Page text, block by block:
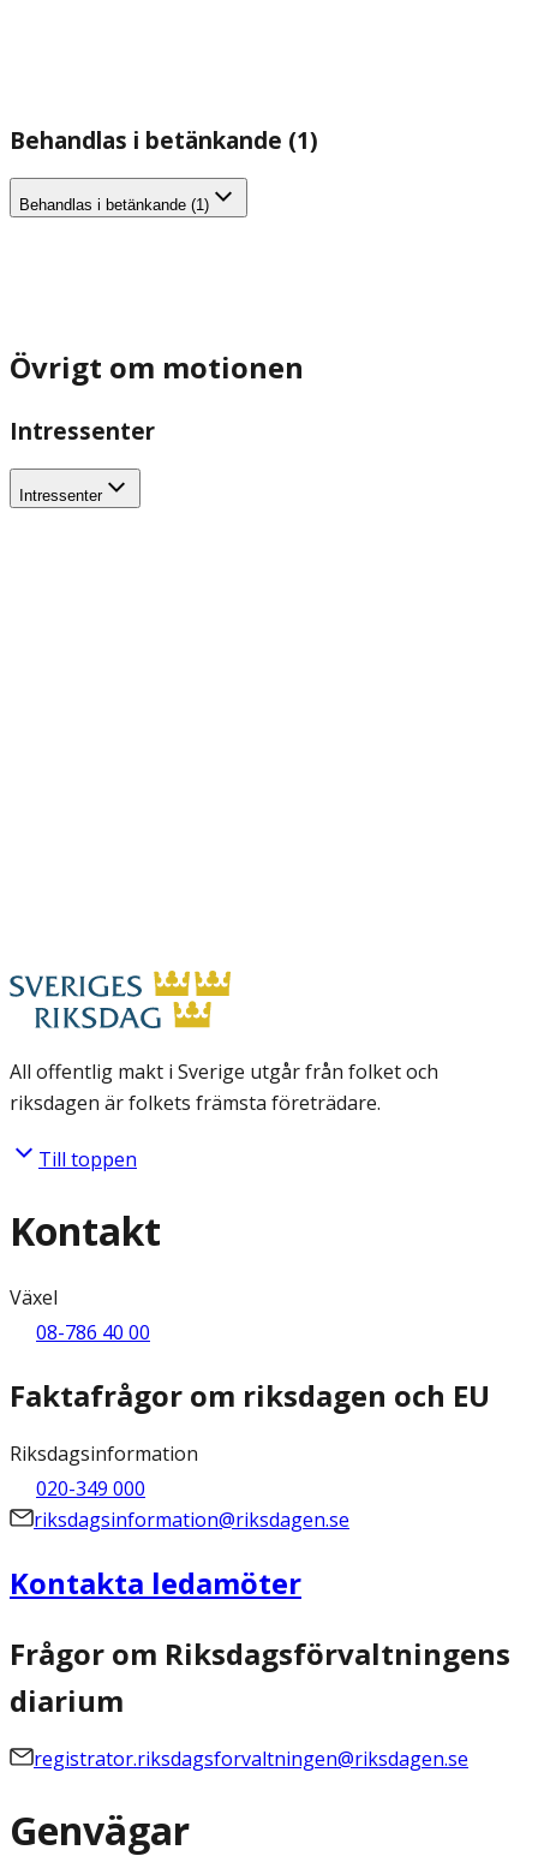
Behandlas i betänkande (1)
Behandlas i betänkande (1)
Övrigt om motionen
Intressenter
Intressenter
All offentlig makt i Sverige utgår från folket och
riksdagen är folkets främsta företrädare.
Till toppen
Kontakt
Växel
08-786 40 00
Faktafrågor om riksdagen och EU
Riksdagsinformation
020-349 000
riksdagsinformation@riksdagen.se
Kontakta ledamöter
Frågor om Riksdagsförvaltningens
diarium
registrator.riksdagsforvaltningen@riksdagen.se
Genvägar